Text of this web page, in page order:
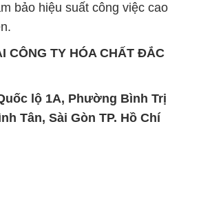
bảo hiệu suất công việc cao
CÔNG TY HÓA CHẤT ĐẮC
lộ 1A, Phường Bình Trị
Tân, Sài Gòn TP. Hồ Chí